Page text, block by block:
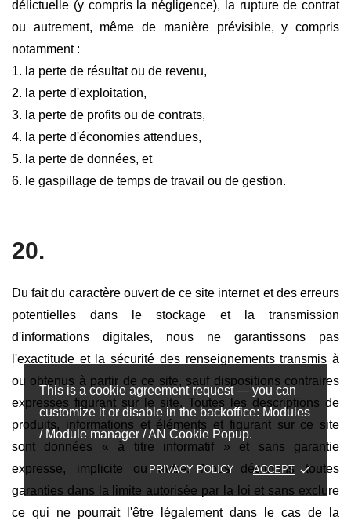
This is a cookie agreement request — you can
customize it or disable in the backoffice: Modules
/ Module manager / AN Cookie Popup.
PRIVACY POLICY ACCEPT done
délictuelle (y compris la négligence), la rupture de contrat
ou autrement, même de manière prévisible, y compris
notamment :
1. la perte de résultat ou de revenu,
2. la perte d'exploitation,
3. la perte de profits ou de contrats,
4. la perte d'économies attendues,
5. la perte de données, et
6. le gaspillage de temps de travail ou de gestion.
20.
Du fait du caractère ouvert de ce site internet et des erreurs
potentielles dans le stockage et la transmission
d'informations digitales, nous ne garantissons pas
l'exactitude et la sécurité des renseignements transmis à
ou obtenus à partir de ce site, sauf dispositions contraires
expresses figurant sur le site. Toutes les descriptions de
produits, informations et éléments et figurant sur ce site
sont données « à titre informatif » et sans garantie
expresse, implicite ou autre. Nous déclinons toutes
garanties dans la limite autorisée par la loi et sans exclure
ce qui ne pourrait l'être légalement dans le cas de la